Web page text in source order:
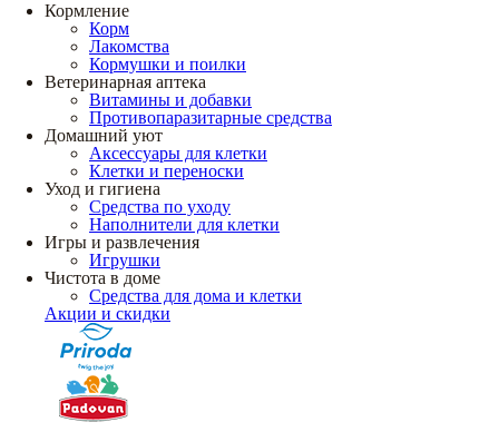
Кормление
Корм
Лакомства
Кормушки и поилки
Ветеринарная аптека
Витамины и добавки
Противопаразитарные средства
Домашний уют
Аксессуары для клетки
Клетки и переноски
Уход и гигиена
Средства по уходу
Наполнители для клетки
Игры и развлечения
Игрушки
Чистота в доме
Средства для дома и клетки
Акции и скидки